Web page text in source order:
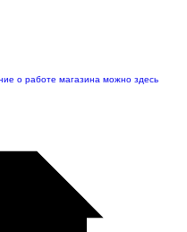
о работе магазина можно здесь